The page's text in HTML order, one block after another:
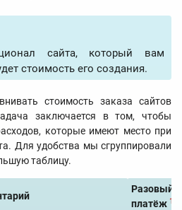
стоимость его создания.
стоимость заказа сайтов
заключается в том, чтобы
которые имеют место при
Для удобства мы сгруппировали
таблицу.
Разовый
платёж 1